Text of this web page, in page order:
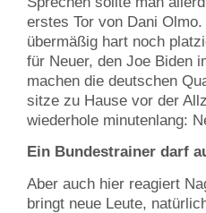
erstes Tor von Dani
übermäßig hart noch
für Neuer, den Joe Biden
machen die deutschen
sitze zu Hause vor der
wiederhole minutenlang:
Ein Bundestrainer darf
Aber auch hier reagiert
bringt neue Leute,